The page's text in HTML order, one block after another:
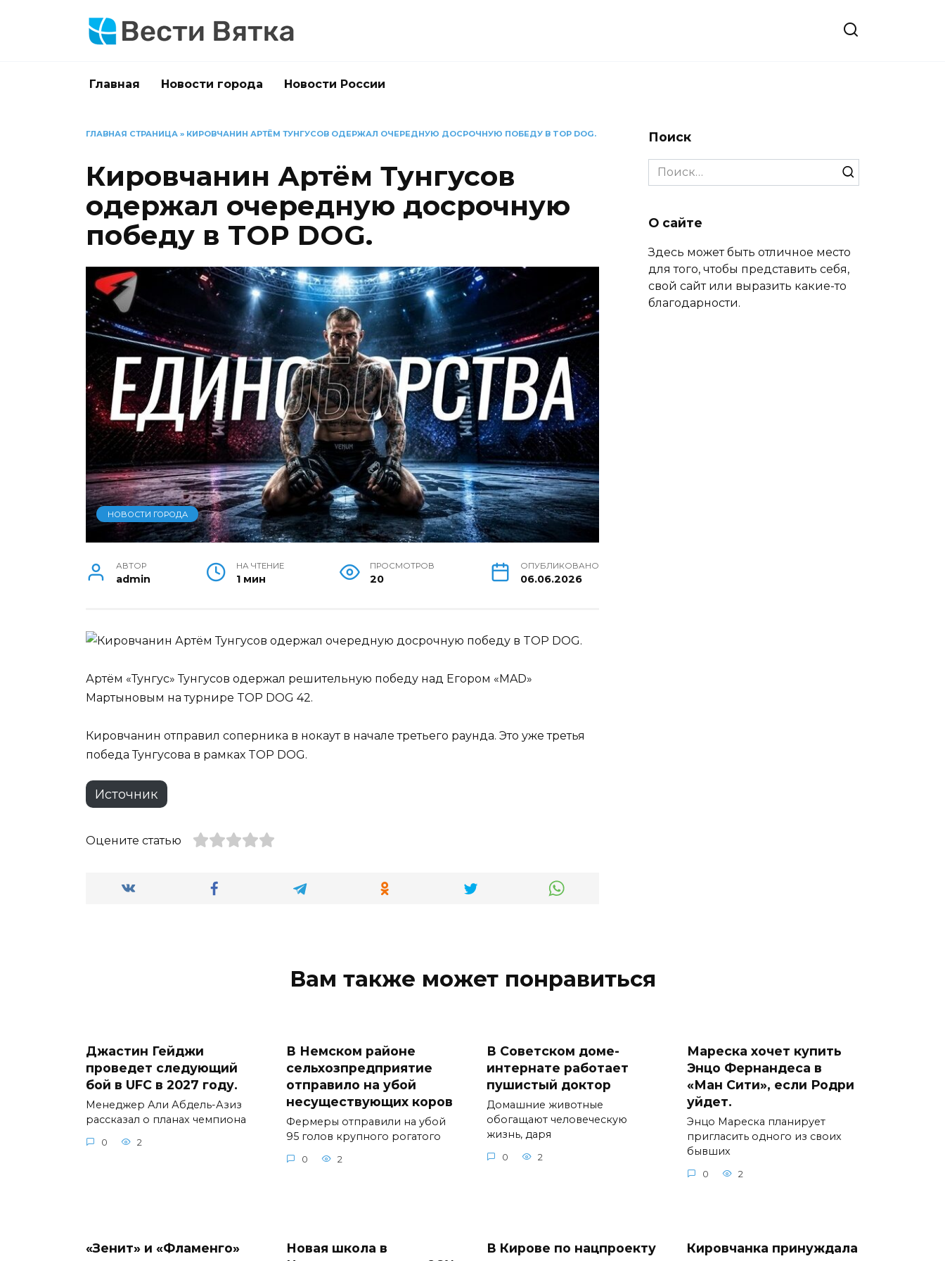
Главная Новости города Новости России
ГЛАВНАЯ СТРАНИЦА » КИРОВЧАНИН АРТЁМ ТУНГУСОВ ОДЕРЖАЛ ОЧЕРЕДНУЮ ДОСРОЧНУЮ ПОБЕДУ В TOP DOG.
Кировчанин Артём Тунгусов
одержал очередную досрочную
победу в TOP DOG.
НОВОСТИ ГОРОДА
АВТОР
admin
НА ЧТЕНИЕ
1 мин
ПРОСМОТРОВ
20
ОПУБЛИКОВАНО
06.06.2026
Артём «Тунгус» Тунгусов одержал решительную победу над Егором «MAD»
Мартыновым на турнире TOP DOG 42.
Кировчанин отправил соперника в нокаут в начале третьего раунда. Это уже третья
победа Тунгусова в рамках TOP DOG.
Источник
Оцените статью
Поиск
Search
for:
О сайте
Здесь может быть отличное место
для того, чтобы представить себя,
свой сайт или выразить какие-то
благодарности.
Вам также может понравиться
Джастин Гейджи
проведет следующий
бой в UFC в 2027 году.
Менеджер Али Абдель-Азиз
рассказал о планах чемпиона
0 2
В Немском районе
сельхозпредприятие
отправило на убой
несуществующих коров
Фермеры отправили на убой
95 голов крупного рогатого
0 2
В Советском доме-
интернате работает
пушистый доктор
Домашние животные
обогащают человеческую
жизнь, даря
0 2
Мареска хочет купить
Энцо Фернандеса в
«Ман Сити», если Родри
уйдет.
Энцо Мареска планирует
пригласить одного из своих
бывших
0 2
«Зенит» и «Фламенго»
Новая школа в
В Кирове по нацпроекту
Кировчанка принуждала